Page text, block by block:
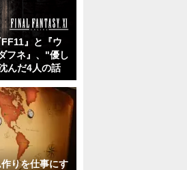
』と『ウ
フネ』、"優し
んだ4人の話
りを仕事にす